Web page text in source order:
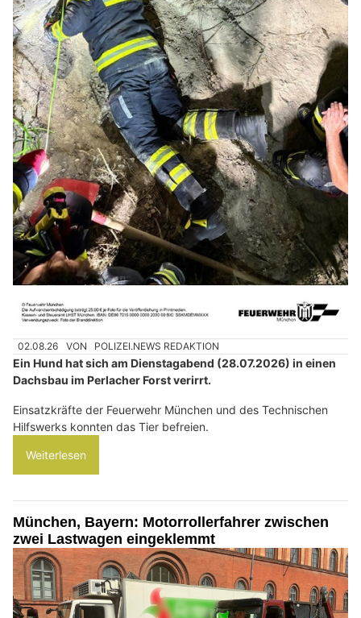
02.08.26 VON POLIZEI.NEWS REDAKTION
Ein Hund hat sich am Dienstagabend (28.07.2026) in einen
Dachsbau im Perlacher Forst verirrt.
Einsatzkräfte der Feuerwehr München und des Technischen
Hilfswerks konnten das Tier befreien.
Weiterlesen
München, Bayern: Motorrollerfahrer zwischen
zwei Lastwagen eingeklemmt